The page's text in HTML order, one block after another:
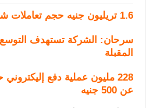
1.6 تريليون جنيه حجم تعاملات شركة “اي فاينانس”
سرحان: الشركة تستهدف التوسع
المقبلة
228 مليون عملية دفع
عن 500 جنيه